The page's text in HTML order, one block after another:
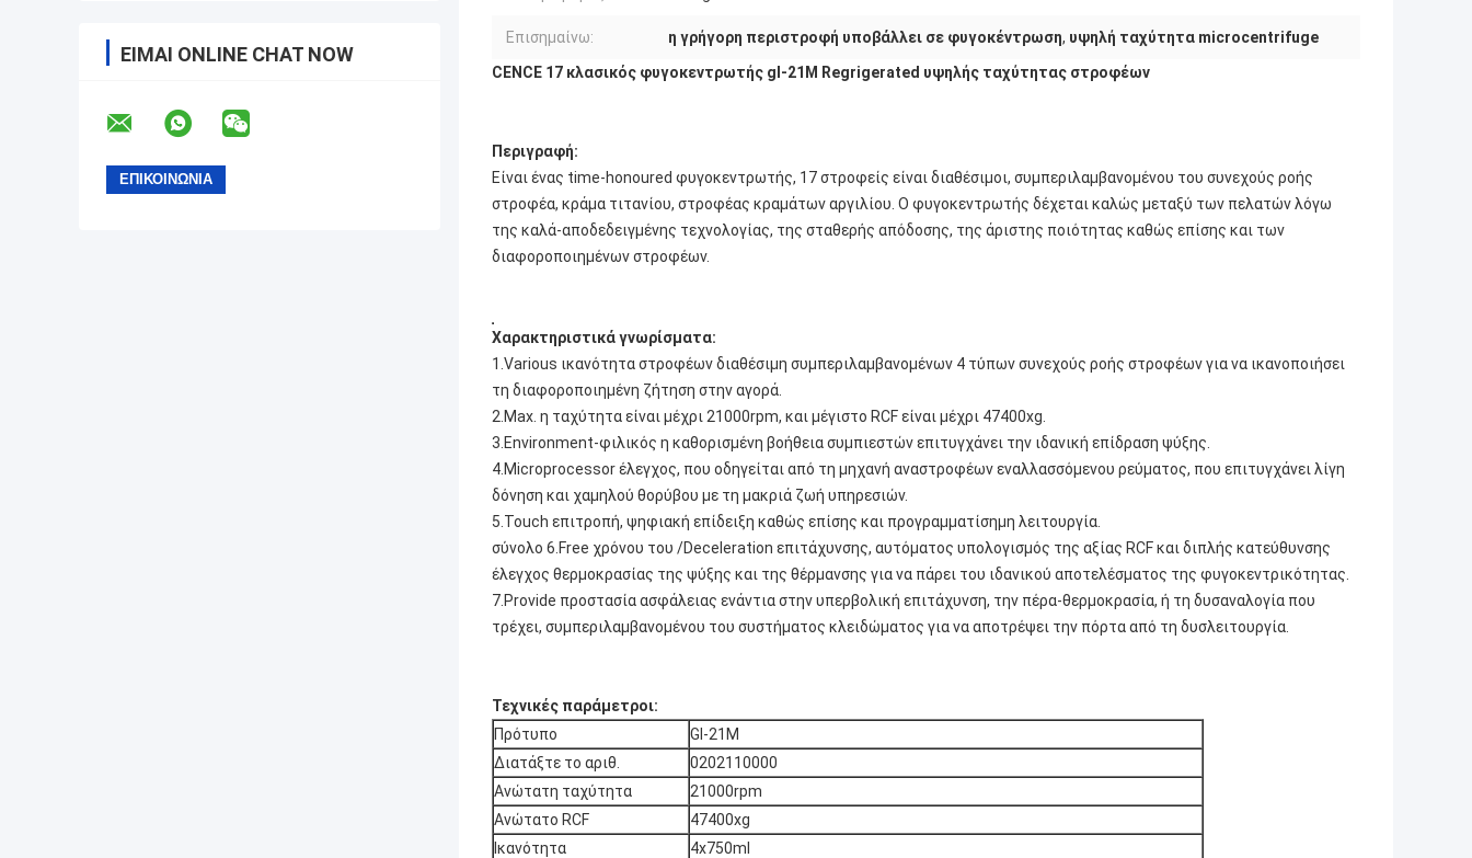
ΕΊΜΑΙ ONLINE CHAT NOW
Επισημαίνω: η γρήγορη περιστροφή υποβάλλει σε φυγοκέντρωση, υψηλή ταχύτητα microcentrifuge
CENCE 17 κλασικός φυγοκεντρωτής gl-21M Regrigerated υψηλής ταχύτητας στροφέων
Περιγραφή:
Είναι ένας time-honoured φυγοκεντρωτής, 17 στροφείς είναι διαθέσιμοι, συμπεριλαμβανομένου του συνεχούς ροής
στροφέα, κράμα τιτανίου, στροφέας κραμάτων αργιλίου. Ο φυγοκεντρωτής δέχεται καλώς μεταξύ των πελατών λόγω
της καλά-αποδεδειγμένης τεχνολογίας, της σταθερής απόδοσης, της άριστης ποιότητας καθώς επίσης και των
διαφοροποιημένων στροφέων.
Χαρακτηριστικά γνωρίσματα:
1.Various ικανότητα στροφέων διαθέσιμη συμπεριλαμβανομένων 4 τύπων συνεχούς ροής στροφέων για να ικανοποιήσει
τη διαφοροποιημένη ζήτηση στην αγορά.
2.Max. η ταχύτητα είναι μέχρι 21000rpm, και μέγιστο RCF είναι μέχρι 47400xg.
3.Environment-φιλικός η καθορισμένη βοήθεια συμπιεστών επιτυγχάνει την ιδανική επίδραση ψύξης.
4.Microprocessor έλεγχος, που οδηγείται από τη μηχανή αναστροφέων εναλλασσόμενου ρεύματος, που επιτυγχάνει λίγη
δόνηση και χαμηλού θορύβου με τη μακριά ζωή υπηρεσιών.
5.Touch επιτροπή, ψηφιακή επίδειξη καθώς επίσης και προγραμματίσημη λειτουργία.
σύνολο 6.Free χρόνου του /Deceleration επιτάχυνσης, αυτόματος υπολογισμός της αξίας RCF και διπλής κατεύθυνσης
έλεγχος θερμοκρασίας της ψύξης και της θέρμανσης για να πάρει του ιδανικού αποτελέσματος της φυγοκεντρικότητας.
7.Provide προστασία ασφάλειας ενάντια στην υπερβολική επιτάχυνση, την πέρα-θερμοκρασία, ή τη δυσαναλογία που
τρέχει, συμπεριλαμβανομένου του συστήματος κλειδώματος για να αποτρέψει την πόρτα από τη δυσλειτουργία.
Τεχνικές παράμετροι:
Πρότυπο
Gl-21M
Διατάξτε το αριθ.
0202110000
Ανώτατη ταχύτητα
21000rpm
Ανώτατο RCF
47400xg
Ικανότητα
4x750ml